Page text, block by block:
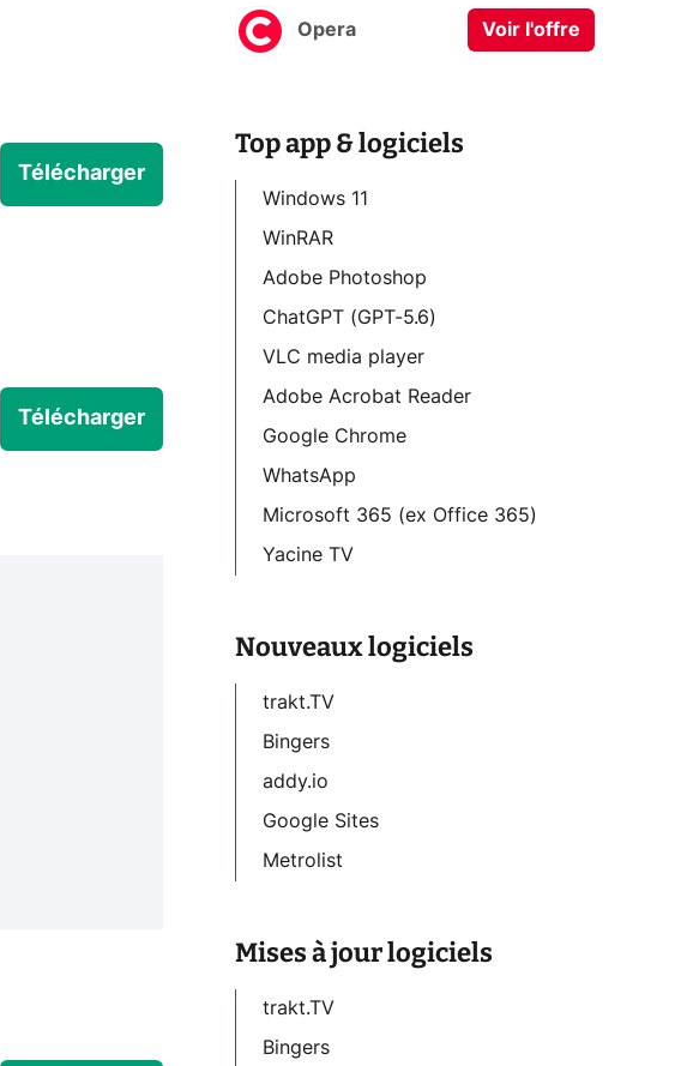
Télécharger
Télécharger
Opera Voir l'offre
Top app & logiciels
Windows 11
WinRAR
Adobe Photoshop
ChatGPT (GPT-5.6)
VLC media player
Adobe Acrobat Reader
Google Chrome
WhatsApp
Microsoft 365 (ex Office 365)
Yacine TV
Nouveaux logiciels
trakt.TV
Bingers
addy.io
Google Sites
Metrolist
Mises à jour logiciels
trakt.TV
Bingers